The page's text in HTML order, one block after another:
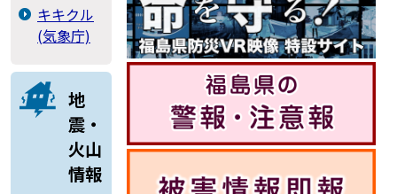
キキクル
(気象庁)
地
震・
火山
情報